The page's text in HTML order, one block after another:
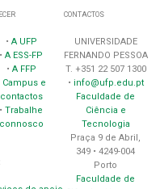
• A UFP
•A ESS-FP
• A FFP
Campus e
contactos
•Trabalhe
connosco
CONTACTOS
UNIVERSIDADE
FERNANDO PESSOA
T. +351 22 507 1300
• info@ufp.edu.pt
Faculdade de
Ciência e
Tecnologia
Praça 9 de Abril,
349 • 4249-004
Porto
Faculdade de